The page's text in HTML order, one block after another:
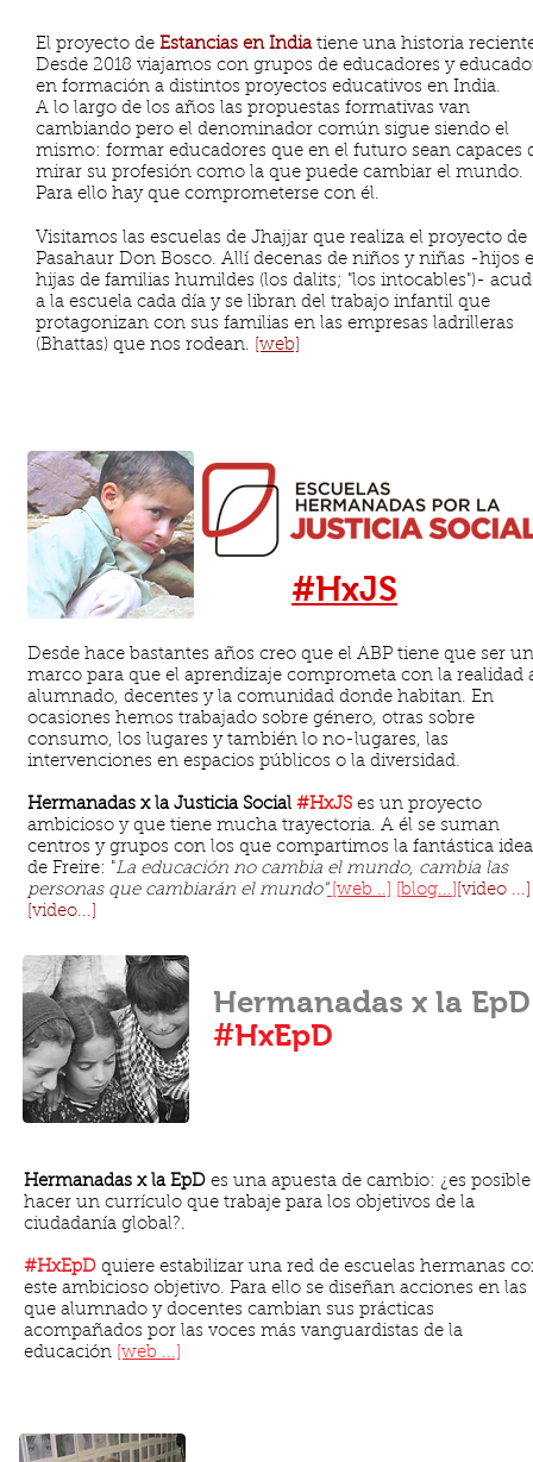
El proyecto de Estancias en Indiatiene una historia
Desde 2018 viajamos con grupos de educadores y
en formación a distintos proyectos educativos en India.
A lo largo de los años las propuestas formativas van
cambiando pero el denominador común sigue siendo el
mismo: formar educadores que en el futuro sean capaces
mirar su profesión como la que puede cambiar el mundo.
Para ello hay que comprometerse con él.
Visitamos las escuelas de Jhajjar que realiza el proyecto de
Pasahaur Don Bosco. Allí decenas de niños y niñas -hijos e
hijas de familias humildes (los dalits; "los intocables")-
a la escuela cada día y se libran del trabajo infantil que
protagonizan con sus familias en las empresas ladrilleras
(Bhattas) que nos rodean.​ [web]
#HxJS
Desde hace bastantes años creo que el ABP tiene que ser un
marco para que el aprendizaje comprometa con la realidad
alumnado, decentes y la comunidad donde habitan. En
ocasiones hemos trabajado sobre género, otras sobre
consumo, los lugares y también lo no-lugares, las
intervenciones en espacios públicos o la diversidad.
Hermanadas x la Justicia Social #HxJS es un proyecto
ambicioso y que tiene mucha trayectoria. A él se suman
centros y grupos con los que compartimos la fantástica idea
de Freire: "La educación no cambia el mundo, cambia las
personas que cambiarán el mundo"[web ..] blog... [video ...]
video...
Hermanadas x la EpD
#HxEpD
Hermanadas x la EpD es una apuesta de cambio: ¿es posible
hacer un currículo que trabaje para los objetivos de la
ciudadanía global?.
#HxEpD quiere estabilizar una red de escuelas hermanas
este ambicioso objetivo. Para ello se diseñan acciones en las
que alumnado y docentes cambian sus prácticas
acompañados por las voces más vanguardistas de la
educación [web ...]